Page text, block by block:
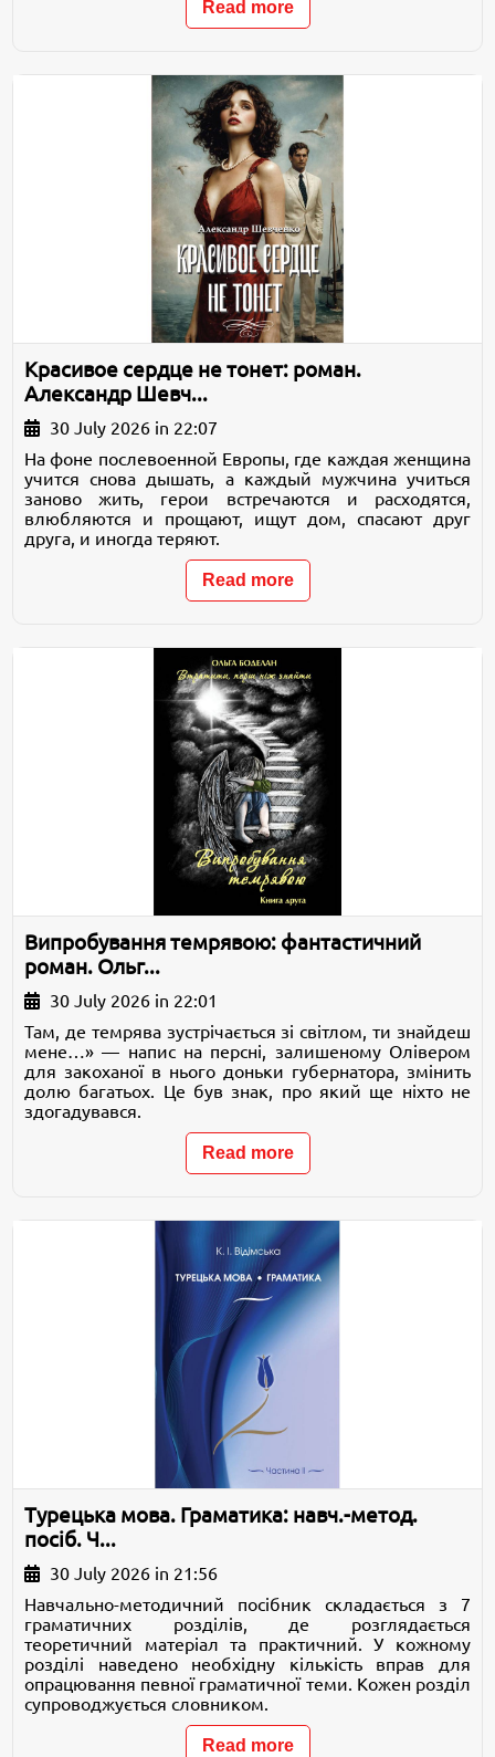
Read more
Красивое сердце не тонет: роман.
Александр Шевч...
30 July 2026 in 22:07
На фоне послевоенной Европы, где каждая женщина
учится снова дышать, а каждый мужчина учиться
заново жить, герои встречаются и расходятся,
влюбляются и прощают, ищут дом, спасают друг
друга, и иногда теряют.
Read more
Випробування темрявою: фантастичний
роман. Ольг...
30 July 2026 in 22:01
Там, де темрява зустрічається зі світлом, ти знайдеш
мене…» — напис на персні, залишеному Олівером
для закоханої в нього доньки губернатора, змінить
долю багатьох. Це був знак, про який ще ніхто не
здогадувався.
Read more
Турецька мова. Граматика: навч.-метод.
посіб. Ч...
30 July 2026 in 21:56
Навчально-методичний посібник складається з 7
граматичних розділів, де розглядається
теоретичний матеріал та практичний. У кожному
розділі наведено необхідну кількість вправ для
опрацювання певної граматичної теми. Кожен розділ
супроводжується словником.
Read more